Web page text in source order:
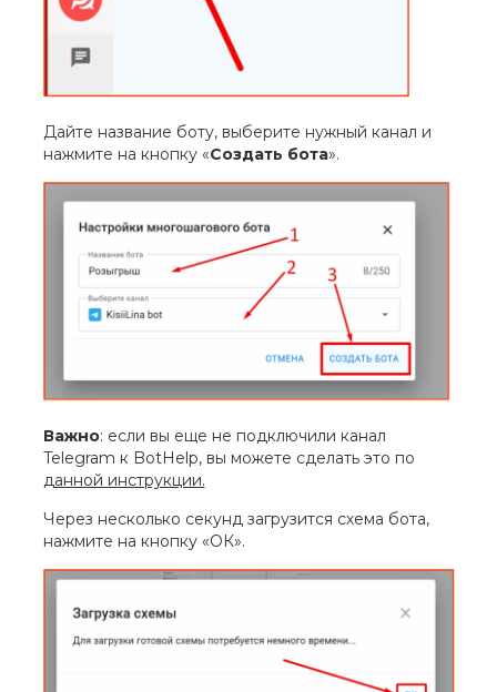
Дайте название боту, выберите нужный канал и
нажмите на кнопку «Создать бота».
Важно: если вы еще не подключили канал
Telegram к BotHelp, вы можете сделать это по
данной инструкции.
Через несколько секунд загрузится схема бота,
нажмите на кнопку «ОК».